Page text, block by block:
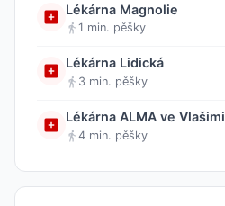
Lékárna Magnolie
1 min. pěšky
Lékárna Lidická
3 min. pěšky
Lékárna ALMA ve Vlašimi
4 min. pěšky